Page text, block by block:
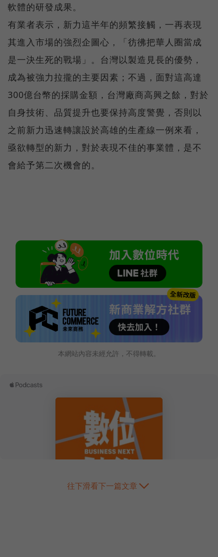
軟體的研發成果。
有業者表示，新力這半年的頻繁接觸，一再表現
其進入市場的強烈企圖心，「彷彿把華人圈當成
是一決生死的戰場」。台灣以製造見長的優勢，
成為被強力拉攏的主要因素；不過，面對這高達
300億台幣的採購金額，台灣廠商高興之餘，對於
自身技術、品質提升也要保持高度警覺，否則以
之前新力迅速轉讓設於高雄的生產線一例來看，
亟欲轉型的新力，對於表現不佳的事業體，是不
會給予第二次機會的。
本網站內容未經允許，不得轉載。
往下滑看下一篇文章